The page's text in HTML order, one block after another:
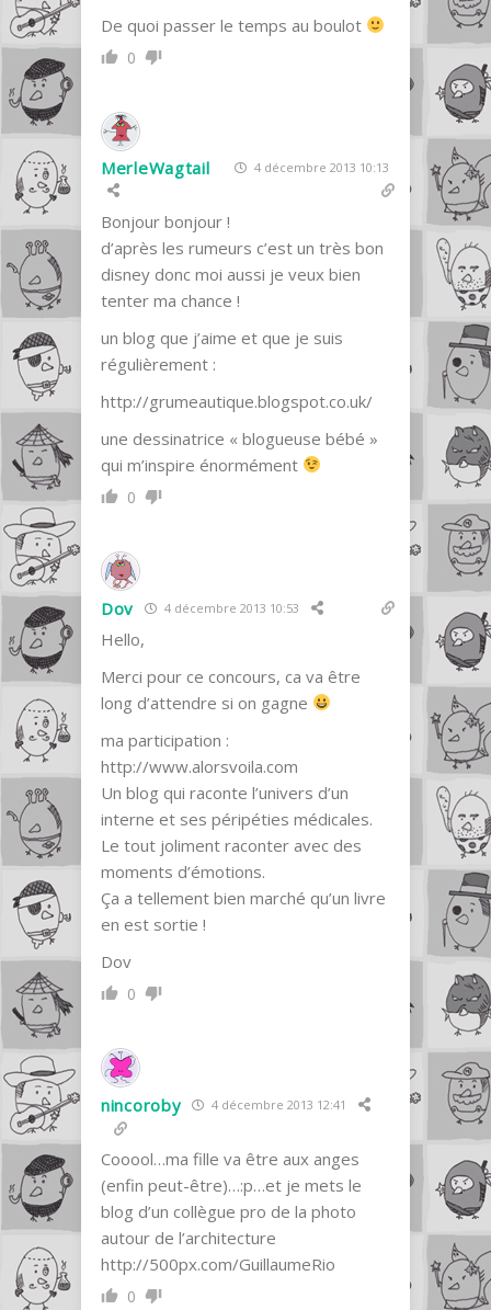
De quoi passer le temps au boulot
0
MerleWagtail 4 décembre 2013 10:13
Bonjour bonjour !
d’après les rumeurs c’est un très bon
disney donc moi aussi je veux bien
tenter ma chance !
un blog que j’aime et que je suis
régulièrement :
http://grumeautique.blogspot.co.uk/
une dessinatrice « blogueuse bébé »
qui m’inspire énormément
0
Dov 4 décembre 2013 10:53
Hello,
Merci pour ce concours, ca va être
long d’attendre si on gagne
ma participation :
http://www.alorsvoila.com
Un blog qui raconte l’univers d’un
interne et ses péripéties médicales.
Le tout joliment raconter avec des
moments d’émotions.
Ça a tellement bien marché qu’un livre
en est sortie !
Dov
0
nincoroby 4 décembre 2013 12:41
Cooool…ma fille va être aux anges
(enfin peut-être)…:p…et je mets le
blog d’un collègue pro de la photo
autour de l’architecture
http://500px.com/GuillaumeRio
0